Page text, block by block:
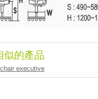
似的產品
executive